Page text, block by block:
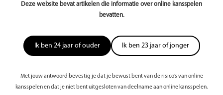
Deze website bevat artikelen die informatie over online kansspelen
bevatten.
Ik ben 24 jaar of ouder Ik ben 23 jaar of jonger
Met jouw antwoord bevestig je dat je bewust bent van de risico’s van online
kansspelen en dat je niet bent uitgesloten van deelname aan online kansspelen.